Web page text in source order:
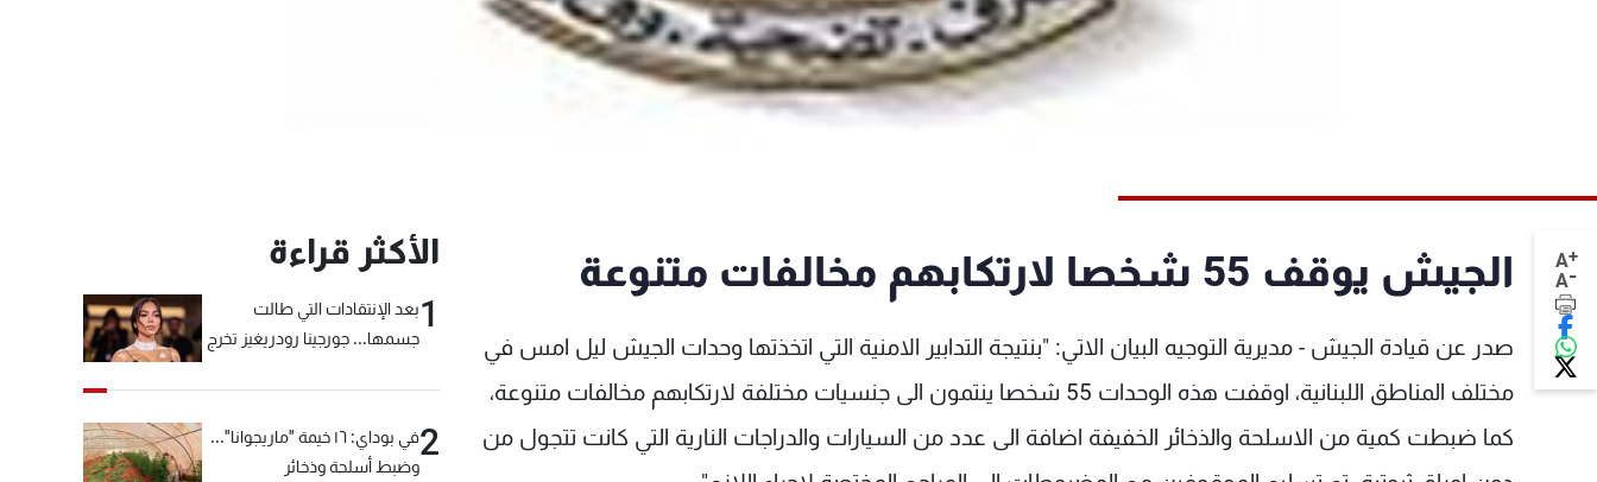
A+
A- الجيش يوقف 55 شخصا لارتكابهم مخالفات متنوعة
صدر عن قيادة الجيش - مديرية التوجيه البيان الاتي: "بنتيجة التدابير الامنية التي اتخذتها وحدات الجيش ليل امس في
مختلف المناطق اللبنانية، اوقفت هذه الوحدات 55 شخصا ينتمون الى جنسيات مختلفة لارتكابهم مخالفات متنوعة،
كما ضبطت كمية من الاسلحة والذخائر الخفيفة اضافة الى عدد من السيارات والدراجات النارية التي كانت تتجول من
الأكثر قراءة
1بعد الإنتقادات التي طالت
جسمها... جورجينا رودريغيز تخرج
2
في بوداي: ١٦ خيمة "ماريجوانا"...
وضبط أسلحة وذخائر